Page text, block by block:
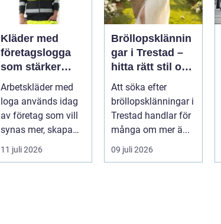
Kläder med
företagslogga
som stärker
varumärket
varje dag
Arbetskläder med
loga används idag
av företag som vill
synas mer, skapa
stolthet inte...
11 juli 2026
Bröllopsklännin
gar i Trestad –
hitta rätt stil och
passform inför
den stora dagen
Att söka efter
bröllopsklänningar i
Trestad handlar för
många om mer ä...
09 juli 2026